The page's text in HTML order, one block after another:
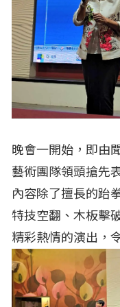
晚會一開始，即由
藝術團隊領頭搶先
內容除了擅長的跆
特技空翻、木板擊
精彩熱情的演出，